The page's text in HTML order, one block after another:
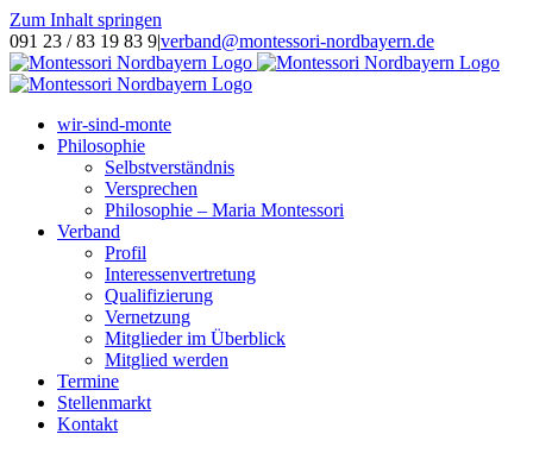
Zum Inhalt springen
091 23 / 83 19 83 9|verband@montessori-nordbayern.de
wir-sind-monte
Philosophie
Selbstverständnis
Versprechen
Philosophie – Maria Montessori
Verband
Profil
Interessenvertretung
Qualifizierung
Vernetzung
Mitglieder im Überblick
Mitglied werden
Termine
Stellenmarkt
Kontakt